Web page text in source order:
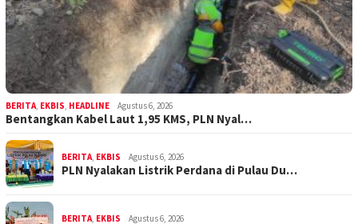
BERITA EKBIS HEADLINE Agustus 6, 2026
Bentangkan Kabel Laut 1,95 KMS, PLN Nyal…
BERITA EKBIS Agustus 6, 2026
PLN Nyalakan Listrik Perdana di Pulau Du…
BERITA EKBIS Agustus 6, 2026